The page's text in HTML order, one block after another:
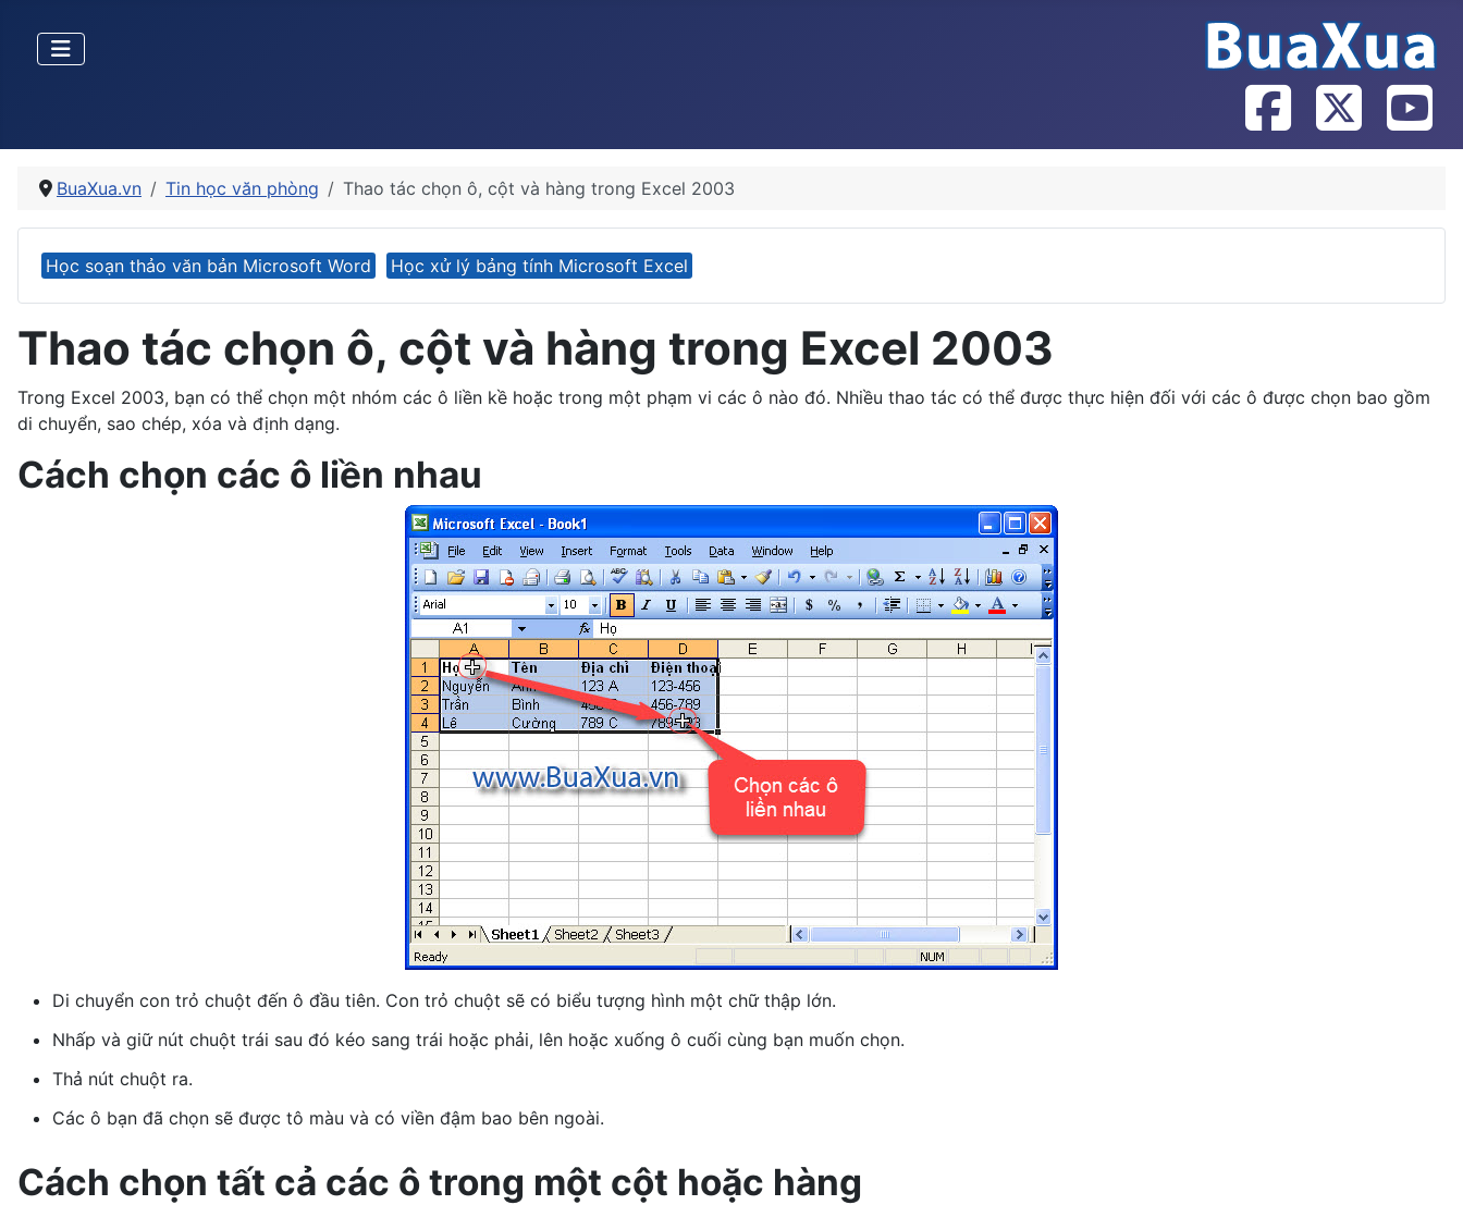
BuaXua.vn Tin học văn phòng Thao tác chọn ô, cột và hàng trong Excel 2003
Học soạn thảo văn bản Microsoft Word Học xử lý bảng tính Microsoft Excel
Thao tác chọn ô, cột và hàng trong Excel 2003
Trong Excel 2003, bạn có thể chọn một nhóm các ô liền kề hoặc trong một phạm vi các ô nào đó. Nhiều thao tác có thể được thực hiện đối với các ô được chọn bao gồm
di chuyển, sao chép, xóa và định dạng.
Cách chọn các ô liền nhau
Di chuyển con trỏ chuột đến ô đầu tiên. Con trỏ chuột sẽ có biểu tượng hình một chữ thập lớn.
Nhấp và giữ nút chuột trái sau đó kéo sang trái hoặc phải, lên hoặc xuống ô cuối cùng bạn muốn chọn.
Thả nút chuột ra.
Các ô bạn đã chọn sẽ được tô màu và có viền đậm bao bên ngoài.
Cách chọn tất cả các ô trong một cột hoặc hàng